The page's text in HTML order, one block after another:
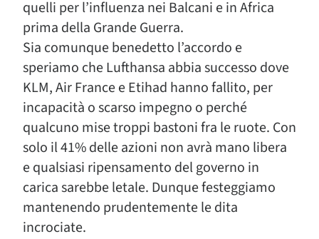
quelli per l’influenza nei Balcani e in Africa
prima della Grande Guerra.
Sia comunque benedetto l’accordo e
speriamo che Lufthansa abbia successo dove
KLM, Air France e Etihad hanno fallito, per
incapacità o scarso impegno o perché
qualcuno mise troppi bastoni fra le ruote. Con
solo il 41% delle azioni non avrà mano libera
e qualsiasi ripensamento del governo in
carica sarebbe letale. Dunque festeggiamo
mantenendo prudentemente le dita
incrociate.